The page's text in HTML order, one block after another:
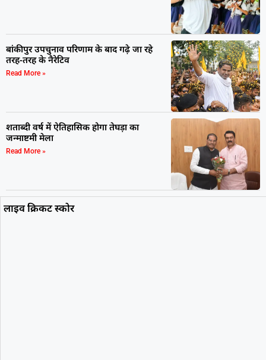
बांकीपुर उपचुनाव परिणाम के बाद गढ़े जा रहे
तरह-तरह के नैरेटिव
Read More »
शताब्दी वर्ष में ऐतिहासिक होगा तेघड़ा का
जन्माष्टमी मेला
Read More »
लाइव क्रिकट स्कोर